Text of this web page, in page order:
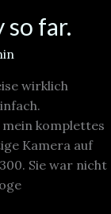
so far.
wirklich
mein komplettes
Kamera auf
Sie war nicht